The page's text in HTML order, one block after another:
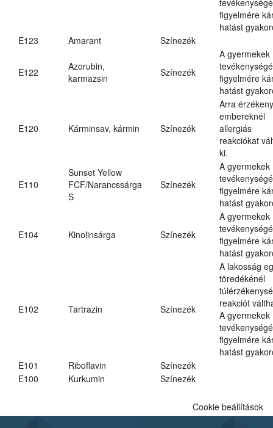
figyelmére
hatást
E123
Amarant Színezék
E122
Azorubin,
karmazsin
Színezék
A gyermekek
figyelmére
hatást
E120 Kárminsav, kármin Színezék
Arra érzékeny
embereknél
allergiás
reakciókat
ki.
E110
Sunset Yellow
FCF/Narancssárga
S
Színezék
A gyermekek
figyelmére
hatást
E104 Kinolinsárga Színezék
A gyermekek
figyelmére
hatást
E102 Tartrazin Színezék
A lakosság
töredékénél
reakciót
A gyermekek
figyelmére
hatást
E101
Riboflavin
Színezék
E100
Kurkumin Színezék
Cookie beállítások